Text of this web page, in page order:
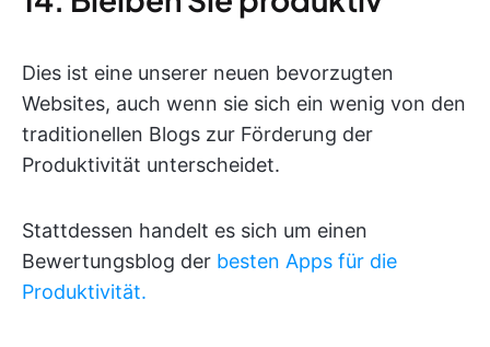
Dies ist eine unserer neuen bevorzugten
Websites, auch wenn sie sich ein wenig von den
traditionellen Blogs zur Förderung der
Produktivität unterscheidet.
Stattdessen handelt es sich um einen
Bewertungsblog der besten Apps für die
Produktivität.